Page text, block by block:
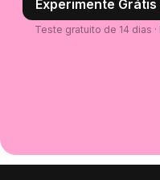
Experimente Grátis
Teste gratuito de 14 dias